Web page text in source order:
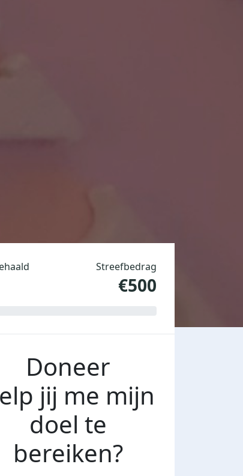
Streefbedrag
€500
Doneer
jij me mijn
doel te
bereiken?